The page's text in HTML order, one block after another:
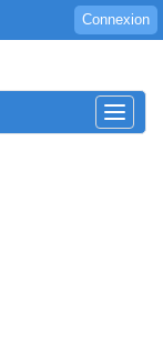
Connexion
Toggle